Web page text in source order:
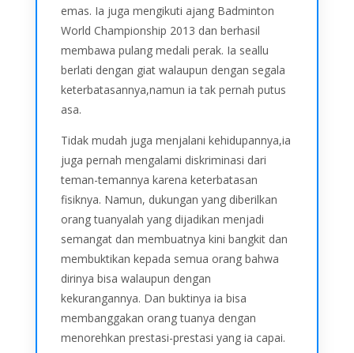
emas. Ia juga mengikuti ajang Badminton
World Championship 2013 dan berhasil
membawa pulang medali perak. Ia seallu
berlati dengan giat walaupun dengan segala
keterbatasannya,namun ia tak pernah putus
asa.
Tidak mudah juga menjalani kehidupannya,ia
juga pernah mengalami diskriminasi dari
teman-temannya karena keterbatasan
fisiknya. Namun, dukungan yang diberilkan
orang tuanyalah yang dijadikan menjadi
semangat dan membuatnya kini bangkit dan
membuktikan kepada semua orang bahwa
dirinya bisa walaupun dengan
kekurangannya. Dan buktinya ia bisa
membanggakan orang tuanya dengan
menorehkan prestasi-prestasi yang ia capai.